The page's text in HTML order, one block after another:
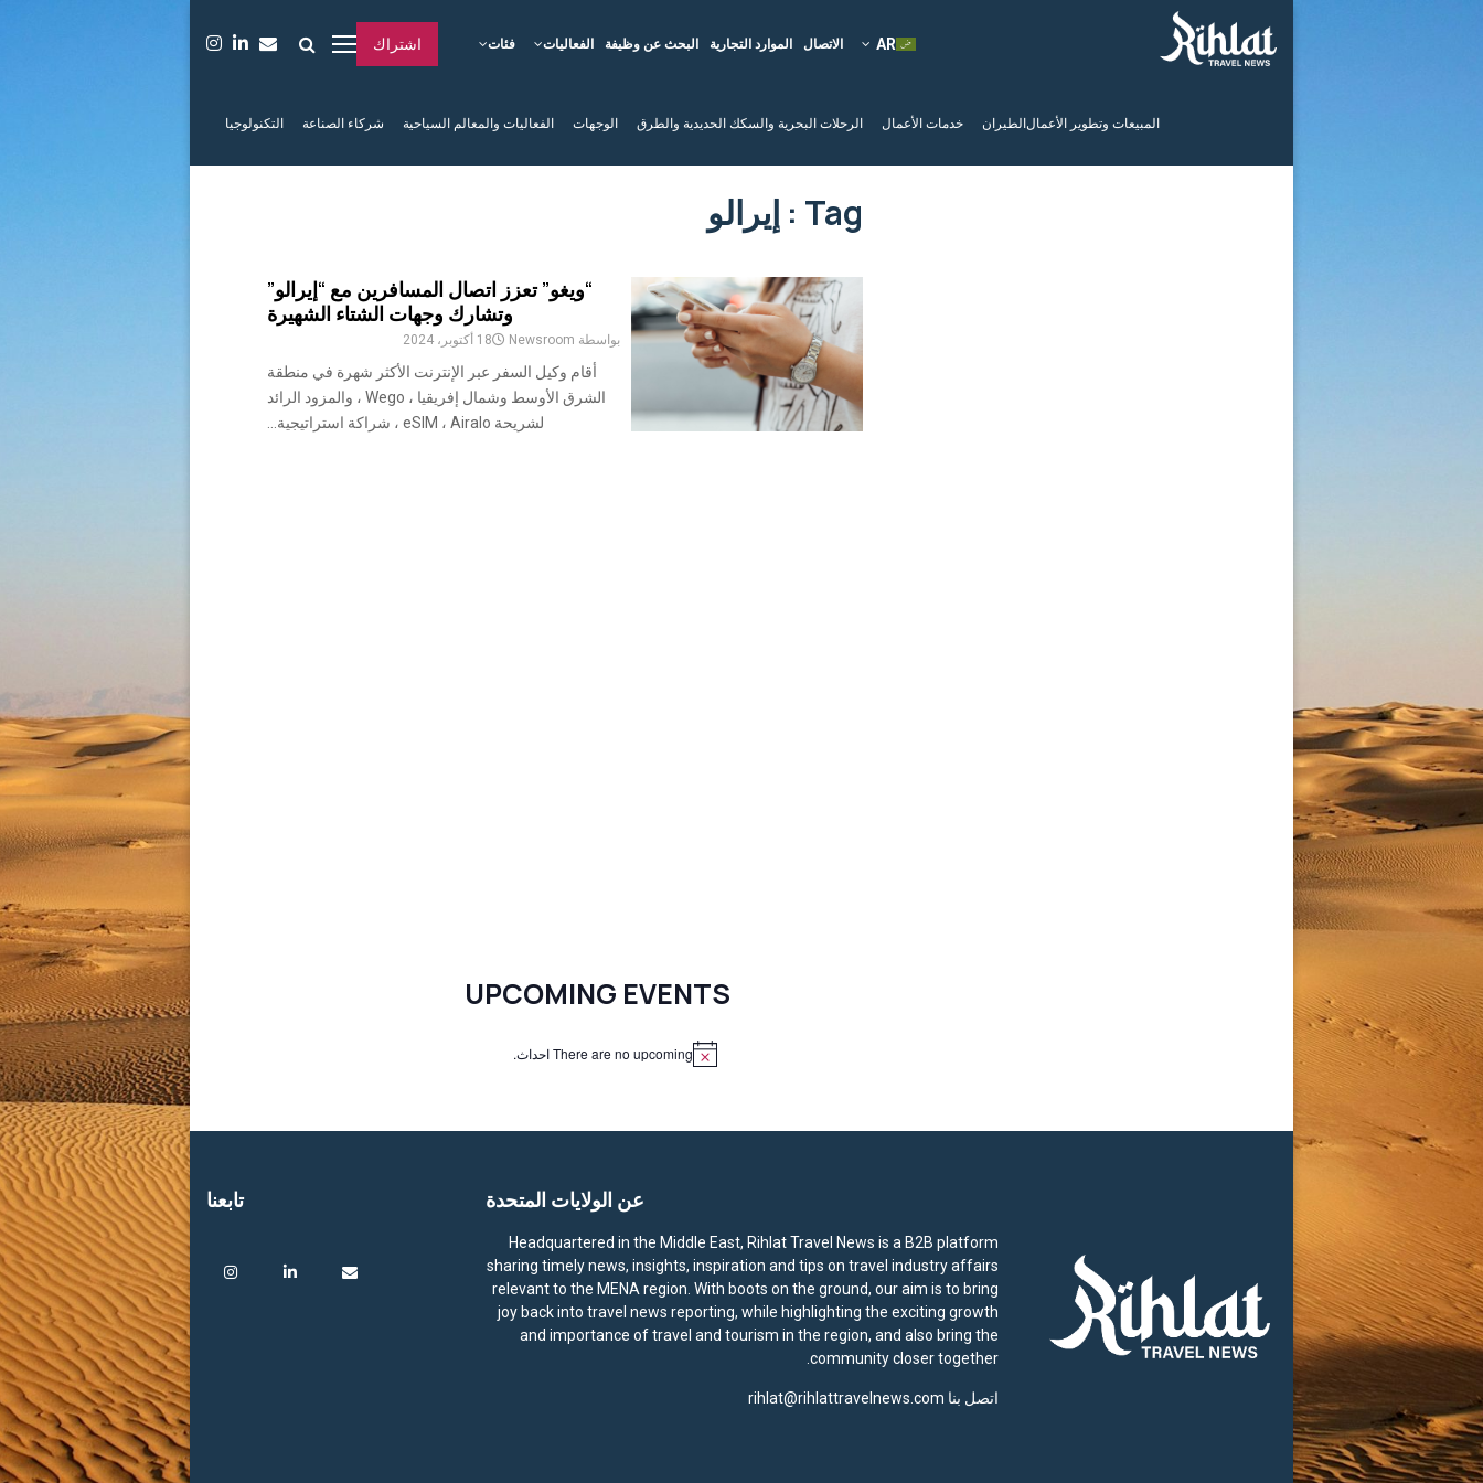
فئات الفعاليات البحث عن وظيفة الموارد التجارية الاتصال اشتراك
المبيعات وتطوير الأعمال الطيران خدمات الأعمال الرحلات البحرية والسكك الحديدية والطرق الوجهات الفعاليات والمعالم السياحية شركاء الصناعة التكنولوجيا
Tag : إيرالو
“ويغو” تعزز اتصال المسافرين مع “إيرالو”
وتشارك وجهات الشتاء الشهيرة
بواسطة Newsroom 18 أكتوبر، 2024
أقام وكيل السفر عبر الإنترنت الأكثر شهرة في منطقة
الشرق الأوسط وشمال إفريقيا ، Wego ، والمزود الرائد
لشريحة eSIM ، Airalo ، شراكة استراتيجية...
UPCOMING EVENTS
c
There are no upcoming احداث.
عن الولايات المتحدة
Headquartered in the Middle East, Rihlat Travel News is a B2B platform
sharing timely news, insights, inspiration and tips on travel industry affairs
relevant to the MENA region. With boots on the ground, our aim is to bring
joy back into travel news reporting, while highlighting the exciting growth
and importance of travel and tourism in the region, and also bring the
community closer together.
اتصل بنا rihlat@rihlattravelnews.com
تابعنا